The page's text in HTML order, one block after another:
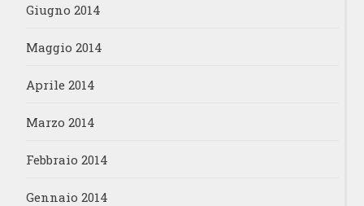
Giugno 2014
Maggio 2014
Aprile 2014
Marzo 2014
Febbraio 2014
Gennaio 2014